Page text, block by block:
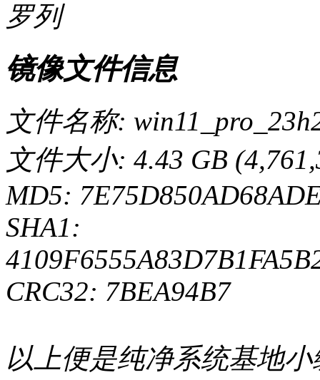
罗列
镜像文件信息
文件名称:
文件大小: 4.43 GB
MD5:
SHA1:
CRC32: 7BEA94B7
以上便是纯净系统基地